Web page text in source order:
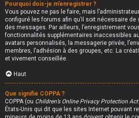
Pourquoi dois-je m’enregistrer ?
Vous pouvez ne pas le faire, mais
configuré les forums afin qu’il soit nécessaire de
des messages. Par ailleurs, l’enregistrement
fonctionnalités supplémentaires inaccessibles
avatars personnalisés, la messagerie privée,
membres, l’adhésion à des groupes, etc. La
et vivement conseillée.
Haut
Que signifie COPPA ?
COPPA (ou Children’s Online Privacy Protection Act
États-Unis qui dit que les sites Internet pouvant